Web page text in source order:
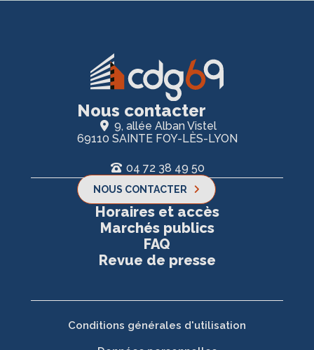
Nous contacter
9, allée Alban Vistel
69110 SAINTE FOY-LÈS-LYON
04 72 38 49 50
NOUS CONTACTER
Horaires et accès
Marchés publics
FAQ
Revue de presse
Conditions générales d'utilisation